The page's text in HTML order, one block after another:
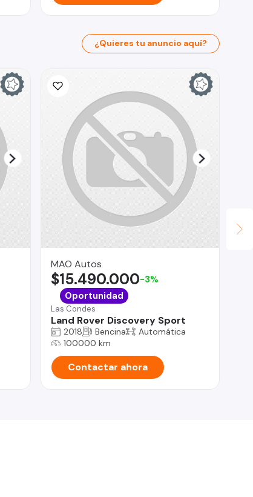
¿Quieres tu anuncio aquí?
MAO Autos
Las Condes
Land Rover Discovery Sport
$15.490.000-3%
Oportunidad
2018 Bencina
Automática
100000 km
Contactar ahora